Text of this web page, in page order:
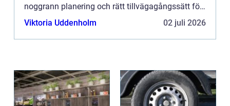
noggrann planering och rätt tillvägagångssätt för
att s&...
Viktoria Uddenholm 02 juli 2026